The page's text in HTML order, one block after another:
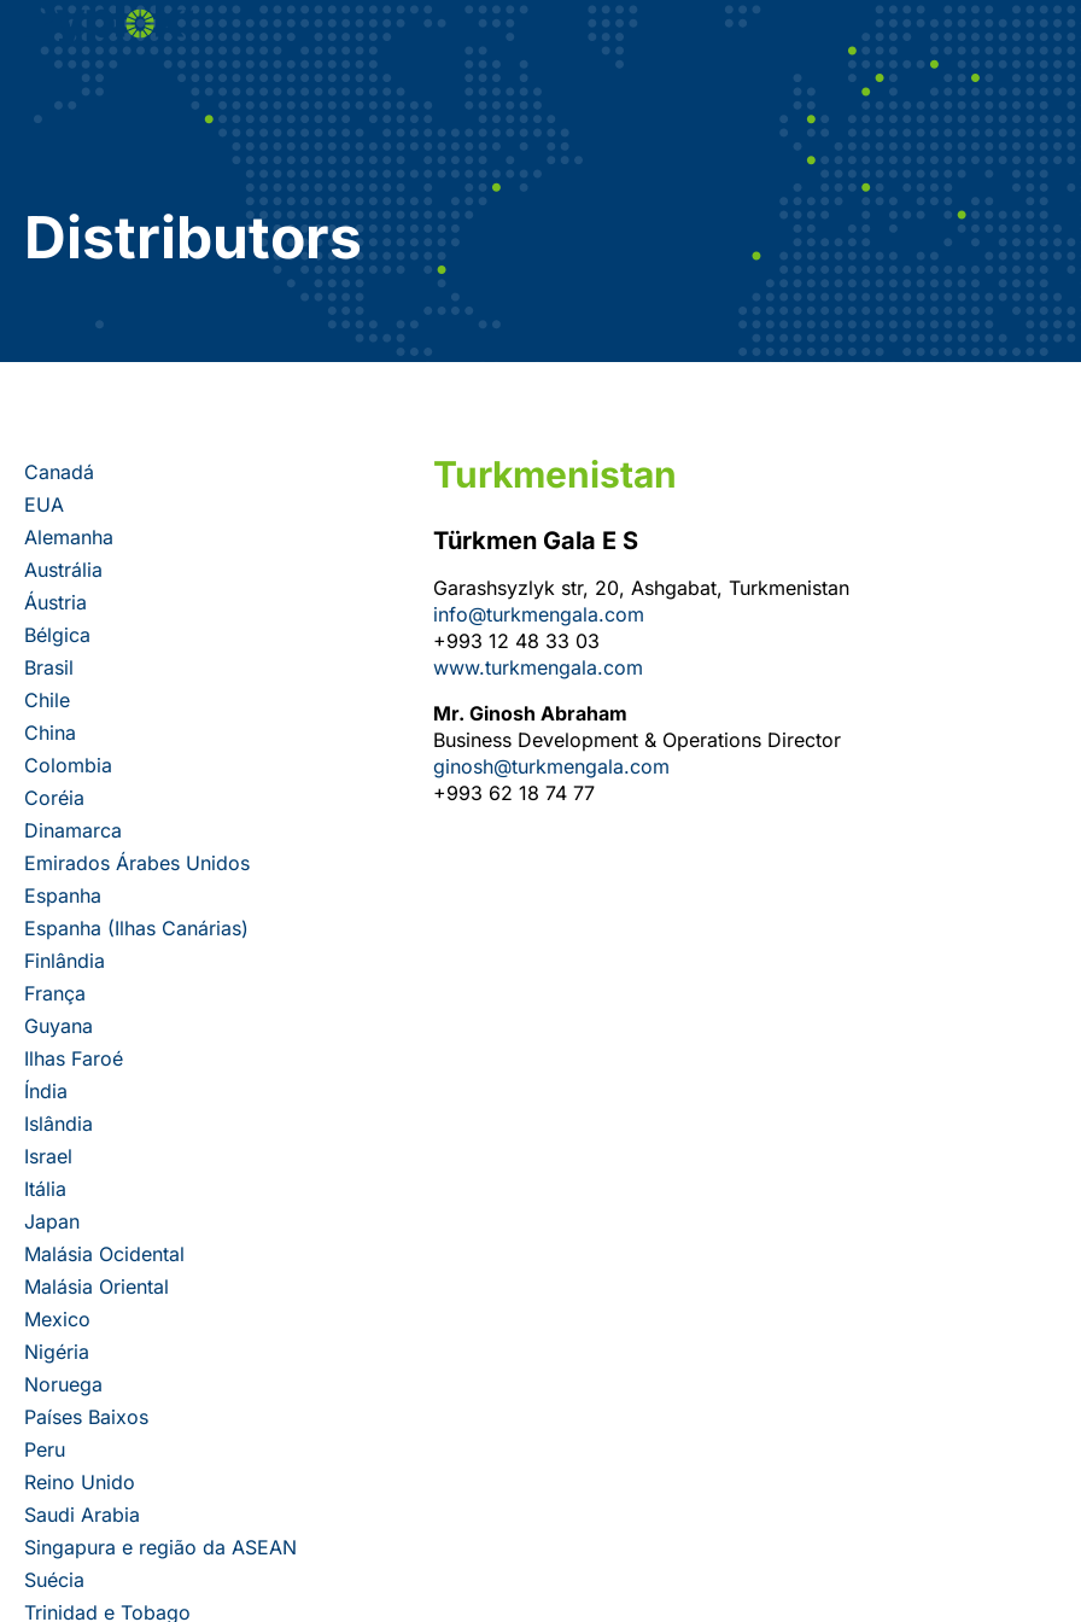
Distributors
Canadá
EUA
Alemanha
Austrália
Áustria
Bélgica
Brasil
Chile
China
Colombia
Coréia
Dinamarca
Emirados Árabes Unidos
Espanha
Espanha (Ilhas Canárias)
Finlândia
França
Guyana
Ilhas Faroé
Índia
Islândia
Israel
Itália
Japan
Malásia Ocidental
Malásia Oriental
Mexico
Nigéria
Noruega
Países Baixos
Peru
Reino Unido
Saudi Arabia
Singapura e região da ASEAN
Suécia
Trinidad e Tobago
Turkmenistan
Türkmen Gala E S
Garashsyzlyk str, 20, Ashgabat, Turkmenistan
info@turkmengala.com
+993 12 48 33 03
www.turkmengala.com
Mr. Ginosh Abraham
Business Development & Operations Director
ginosh@turkmengala.com
+993 62 18 74 77